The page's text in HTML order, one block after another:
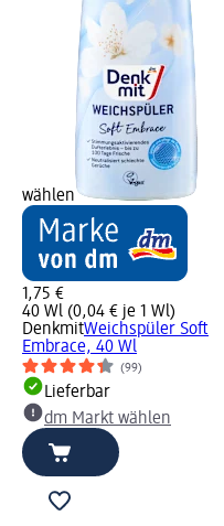
wählen
1,75 €
40 Wl (0,04 € je 1 Wl)
DenkmitWeichspüler Soft
Embrace, 40 Wl
(99)
Lieferbar
dm Markt wählen